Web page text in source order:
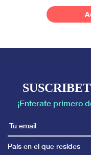
¡Enterate primero
País en el que resides